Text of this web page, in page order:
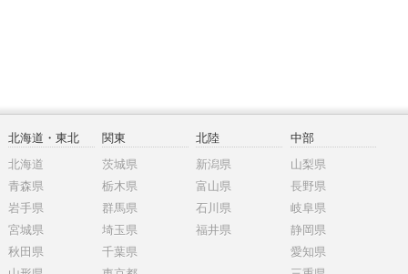
北海道・東北
北海道
青森県
岩手県
宮城県
秋田県
関東
茨城県
栃木県
群馬県
埼玉県
千葉県
北陸
新潟県
富山県
石川県
福井県
中部
山梨県
長野県
岐阜県
静岡県
愛知県